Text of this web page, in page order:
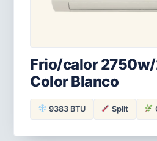
Frio/calor
Color Blanco
9383 BTU Split